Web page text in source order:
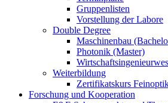
Gruppenlisten
Vorstellung der Labore
Double Degree
Maschinenbau
Photonik (Master)
Weiterbildung
Zertifikatskurs
Forschung und Kooperation